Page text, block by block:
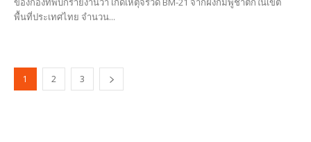
พื้นที่ประเทศไทย จำนวน...
1 2 3